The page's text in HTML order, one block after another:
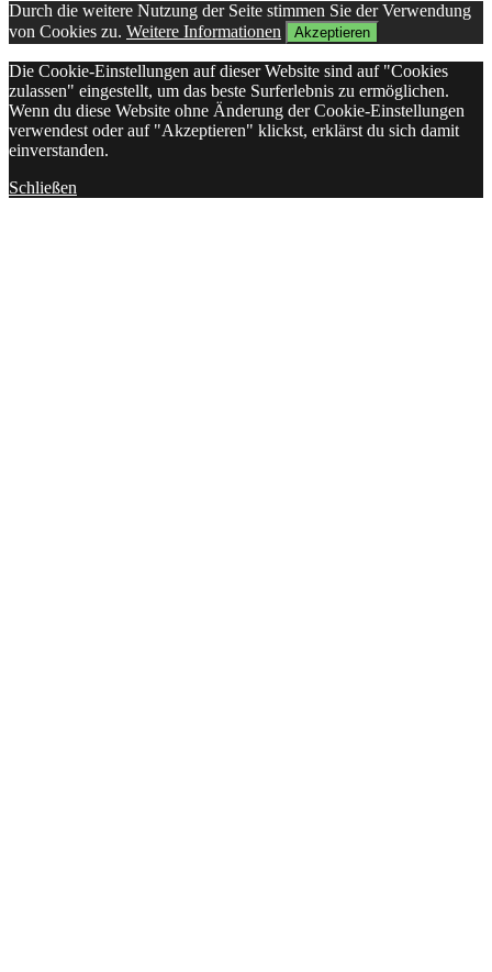
Durch die weitere Nutzung der Seite stimmen Sie der Verwendung
von Cookies zu. Weitere Informationen Akzeptieren
Die Cookie-Einstellungen auf dieser Website sind auf "Cookies
zulassen" eingestellt, um das beste Surferlebnis zu ermöglichen.
Wenn du diese Website ohne Änderung der Cookie-Einstellungen
verwendest oder auf "Akzeptieren" klickst, erklärst du sich damit
einverstanden.
Schließen